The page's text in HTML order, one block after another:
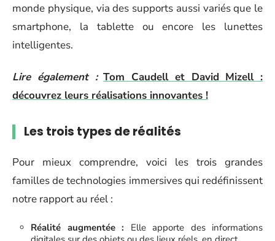
monde physique, via des supports aussi variés que le
smartphone, la tablette ou encore les lunettes
intelligentes.
Lire également : Tom Caudell et David Mizell :
découvrez leurs réalisations innovantes !
Les trois types de réalités
Pour mieux comprendre, voici les trois grandes
familles de technologies immersives qui redéfinissent
notre rapport au réel :
Réalité augmentée : Elle apporte des informations